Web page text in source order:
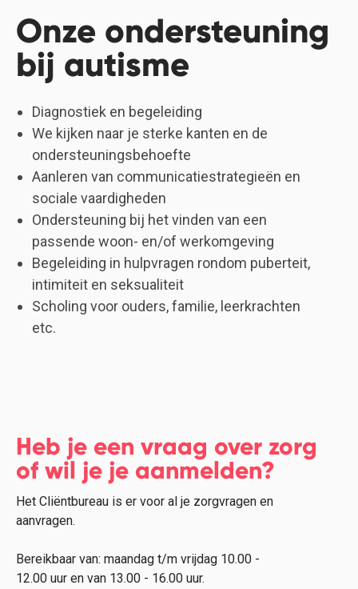
Onze ondersteuning
bij autisme
Diagnostiek en begeleiding
We kijken naar je sterke kanten en de
ondersteuningsbehoefte
Aanleren van communicatiestrategieën en
sociale vaardigheden
Ondersteuning bij het vinden van een
passende woon- en/of werkomgeving
Begeleiding in hulpvragen rondom puberteit,
intimiteit en seksualiteit
Scholing voor ouders, familie, leerkrachten
etc.
Heb je een vraag over zorg
of wil je je aanmelden?
Het Cliëntbureau is er voor al je zorgvragen en
aanvragen.
Bereikbaar van: maandag t/m vrijdag 10.00 -
12.00 uur en van 13.00 - 16.00 uur.